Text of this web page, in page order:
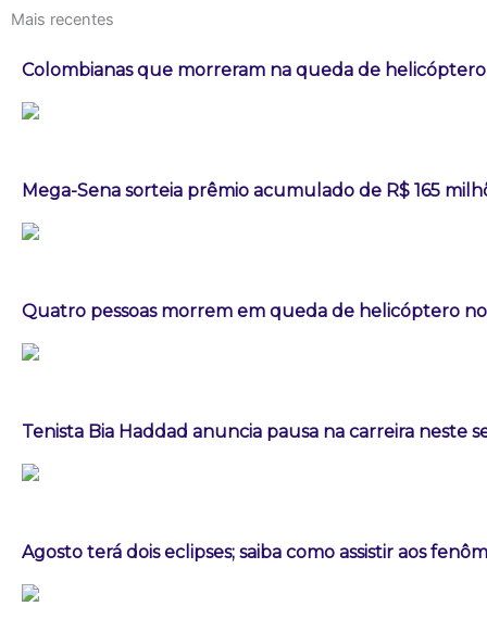
Mais recentes
Colombianas que morreram na queda de
Mega-Sena sorteia prêmio acumulado de R$ 165
Quatro pessoas morrem em queda de helicóptero
Tenista Bia Haddad anuncia pausa na carreira neste
Agosto terá dois eclipses; saiba como assistir aos